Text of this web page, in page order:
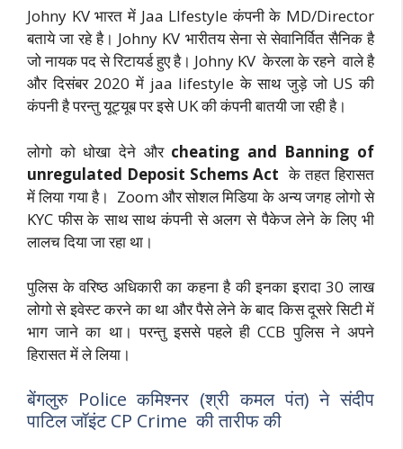
Johny KV भारत में Jaa LIfestyle कंपनी के MD/Director
बताये जा रहे है। Johny KV भारीतय सेना से सेवानिर्वित सैनिक है
जो नायक पद से रिटायर्ड हुए है। Johny KV केरला के रहने वाले है
और दिसंबर 2020 में jaa lifestyle के साथ जुड़े जो US की
कंपनी है परन्तु यूट्यूब पर इसे UK की कंपनी बातयी जा रही है।
लोगो को धोखा देने और cheating and Banning of
unregulated Deposit Schems Act के तहत हिरासत
में लिया गया है। Zoom और सोशल मिडिया के अन्य जगह लोगो से
KYC फीस के साथ साथ कंपनी से अलग से पैकेज लेने के लिए भी
लालच दिया जा रहा था।
पुलिस के वरिष्ठ अधिकारी का कहना है की इनका इरादा 30 लाख
लोगो से इवेस्ट करने का था और पैसे लेने के बाद किस दूसरे सिटी में
भाग जाने का था। परन्तु इससे पहले ही CCB पुलिस ने अपने
हिरासत में ले लिया।
बेंगलुरु Police कमिश्नर (श्री कमल पंत) ने संदीप
पाटिल जॉइंट CP Crime की तारीफ की